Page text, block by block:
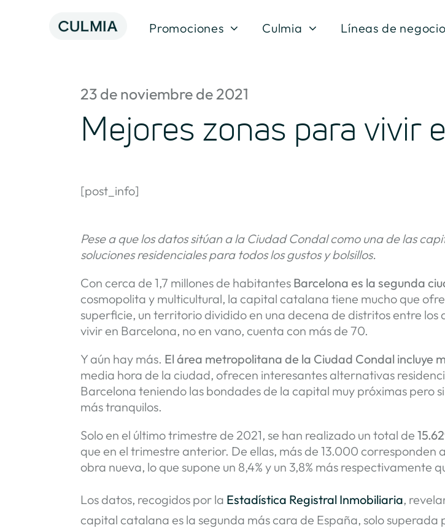
Promociones Culmia Líneas de negocio
23 de noviembre de 2021
Mejores zonas para vivir
[post_info]
Pese a que los datos sitúan a la Ciudad Condal como una de las
soluciones residenciales para todos los gustos y bolsillos.
Con cerca de 1,7 millones de habitantes Barcelona es la segunda
cosmopolita y multicultural, la capital catalana tiene mucho que
superficie, un territorio dividido en una decena de distritos entre
vivir en Barcelona, no en vano, cuenta con más de 70.
Y aún hay más. El área metropolitana de la Ciudad Condal incluye
media hora de la ciudad, ofrecen interesantes alternativas
Barcelona teniendo las bondades de la capital muy próximas pero
más tranquilos.
Solo en el último trimestre de 2021, se han realizado un total de
que en el trimestre anterior. De ellas, más de 13.000 corresponden
obra nueva, lo que supone un 8,4% y un 3,8% más respectivamente
Los datos, recogidos por la Estadística Registral Inmobiliaria,
capital catalana es la segunda más cara de España, solo superada